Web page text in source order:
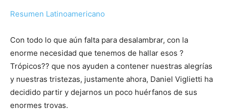
Resumen Latinoamericano
Con todo lo que aún falta para desalambrar, con la
enorme necesidad que tenemos de hallar esos ?
Trópicos?? que nos ayuden a contener nuestras alegrías
y nuestras tristezas, justamente ahora, Daniel Viglietti ha
decidido partir y dejarnos un poco huérfanos de sus
enormes trovas.